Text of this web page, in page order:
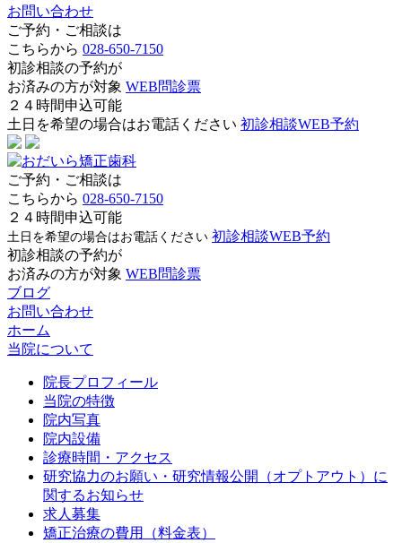
お問い合わせ
ご予約・ご相談は
こちらから 028-650-7150
初診相談の予約が
お済みの方が対象 WEB問診票
２４時間申込可能
土日を希望の場合はお電話ください 初診相談WEB予約
ご予約・ご相談は
こちらから 028-650-7150
２４時間申込可能
土日を希望の場合はお電話ください 初診相談WEB予約
初診相談の予約が
お済みの方が対象 WEB問診票
ブログ
お問い合わせ
ホーム
当院について
院長プロフィール
当院の特徴
院内写真
院内設備
診療時間・アクセス
研究協力のお願い・研究情報公開（オプトアウト）に
関するお知らせ
求人募集
矯正治療の費用（料金表）